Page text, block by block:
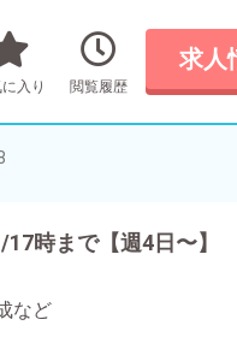
入り 閲覧履歴
求人
時まで【週4日〜】
など